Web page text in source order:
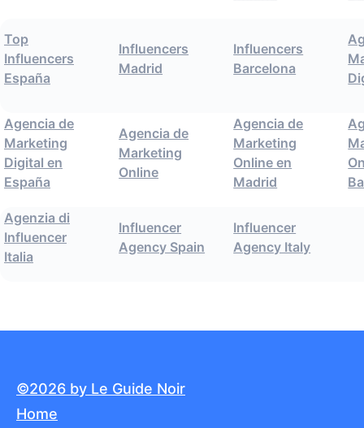
Top
Influencers
España
Influencers
Madrid
Influencers
Barcelona
Agencia de
Marketing
Digital en
España
Agencia de
Marketing
Online
Agencia de
Marketing
Online en
Madrid
Agenzia di
Influencer
Italia
Influencer
Agency Spain
Influencer
Agency Italy
©2026 by Le Guide Noir
Home